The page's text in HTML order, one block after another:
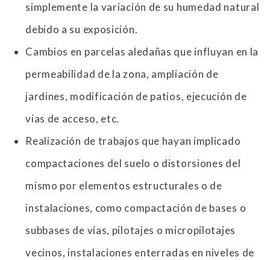
simplemente la variación de su humedad natural
debido a su exposición.
Cambios en parcelas aledañas que influyan en la
permeabilidad de la zona, ampliación de
jardines, modificación de patios, ejecución de
vias de acceso, etc.
Realización de trabajos que hayan implicado
compactaciones del suelo o distorsiones del
mismo por elementos estructurales o de
instalaciones, como compactación de bases o
subbases de vías, pilotajes o micropilotajes
vecinos, instalaciones enterradas en niveles de